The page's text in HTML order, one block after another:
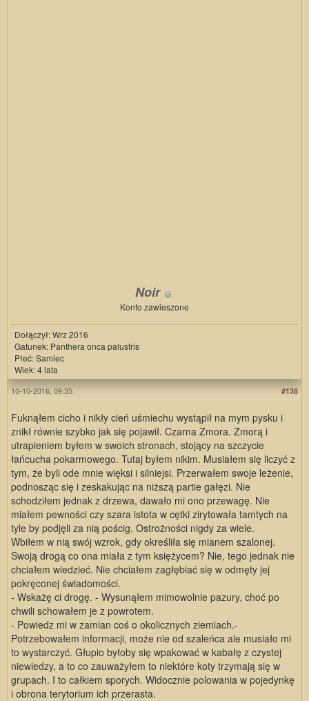
Noir
Konto zawieszone
Dołączył: Wrz 2016
Gatunek: Panthera onca palustris
Płeć: Samiec
Wiek: 4 lata
#138
10-10-2016, 09:35
Fuknąłem cicho i nikły cień uśmiechu wystąpił na mym pysku i
znikł równie szybko jak się pojawił. Czarna Zmora. Zmorą i
utrapieniem byłem w swoich stronach, stojący na szczycie
łańcucha pokarmowego. Tutaj byłem nikim. Musiałem się liczyć z
tym, że byli ode mnie więksi i silniejsi. Przerwałem swoje leżenie,
podnosząc się i zeskakując na niższą partie gałęzi. Nie
schodziłem jednak z drzewa, dawało mi ono przewagę. Nie
miałem pewności czy szara istota w cętki zirytowała tamtych na
tyle by podjęli za nią pościg. Ostrożności nigdy za wiele.
Wbiłem w nią swój wzrok, gdy określiła się mianem szalonej.
Swoją drogą co ona miała z tym księżycem? Nie, tego jednak nie
chciałem wiedzieć. Nie chciałem zagłębiać się w odmęty jej
pokręconej świadomości.
- Wskażę ci drogę. - Wysunąłem mimowolnie pazury, choć po
chwili schowałem je z powrotem.
- Powiedz mi w zamian coś o okolicznych ziemiach.-
Potrzebowałem informacji, może nie od szaleńca ale musiało mi
to wystarczyć. Głupio byłoby się wpakować w kabałę z czystej
niewiedzy, a to co zauważyłem to niektóre koty trzymają się w
grupach. I to całkiem sporych. Widocznie polowania w pojedynkę
i obrona terytorium ich przerasta.